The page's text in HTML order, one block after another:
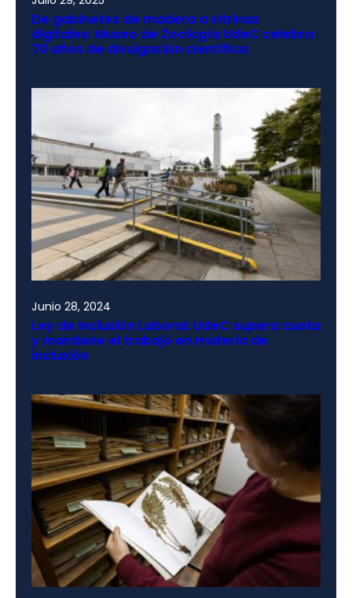
De gabinetes de madera a vitrinas
digitales: Museo de Zoología UdeC celebra
70 años de divulgación científica
Junio 28, 2024
Ley de Inclusión Laboral: UdeC supera cuota
y mantiene el trabajo en materia de
inclusión